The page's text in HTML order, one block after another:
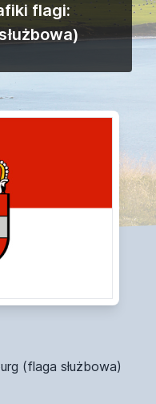
flagi:
(flaga służbowa)